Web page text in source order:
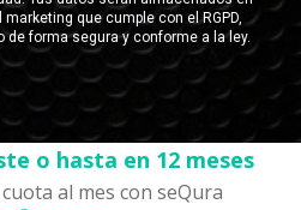
o hasta en 12 meses
al mes con seQura